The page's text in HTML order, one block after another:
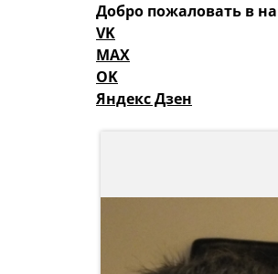
Добро пожаловать в
VK
MAX
OK
Яндекс Дзен